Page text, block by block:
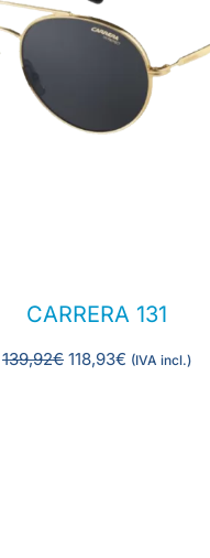
CARRERA 131
139,92€ 118,93€ (IVA incl.)